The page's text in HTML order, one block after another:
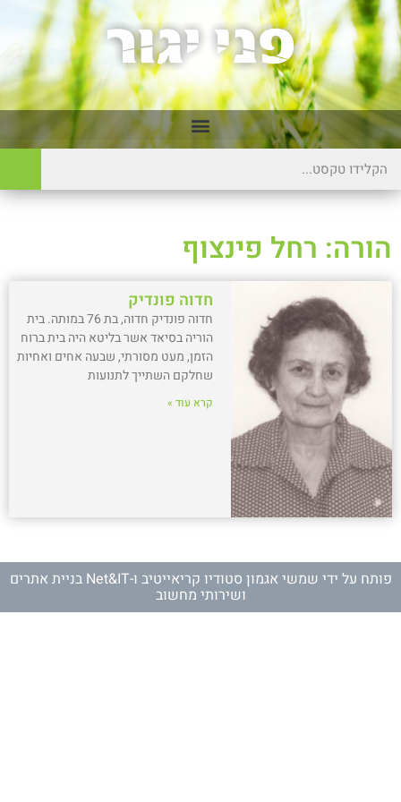
הורה: רחל פינצוף
חדוה פונדיק
חדוה פונדיק חדוה, בת 76 במותה. בית
הוריה בסיאד אשר בליטא היה בית ברוח
הזמן, מעט מסורתי, שבעה אחים ואחיות
שחלקם השתייך לתנועות
קרא עוד »
פותח על ידי שמשי אגמון סטודיו קריאייטיב ו- Net&IT בניית אתרים
ושירותי מחשוב